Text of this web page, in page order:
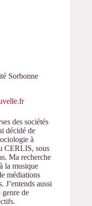
Sorbonne
des sociétés
décidé de
à
CERLIS, sous
Ma recherche
la musique
médiations
J’entends aussi
genre de